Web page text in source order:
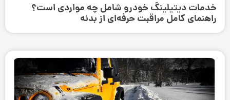
خدمات دیتیلینگ خودرو شامل چه مواردی است؟
راهنمای کامل مراقبت حرفه‌ای از بدنه